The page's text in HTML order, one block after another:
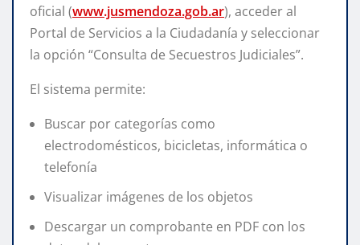
oficial (www.jusmendoza.gob.ar), acceder al
Portal de Servicios a la Ciudadanía y seleccionar
la opción “Consulta de Secuestros Judiciales”.
El sistema permite:
Buscar por categorías como
electrodomésticos, bicicletas, informática o
telefonía
Visualizar imágenes de los objetos
Descargar un comprobante en PDF con los